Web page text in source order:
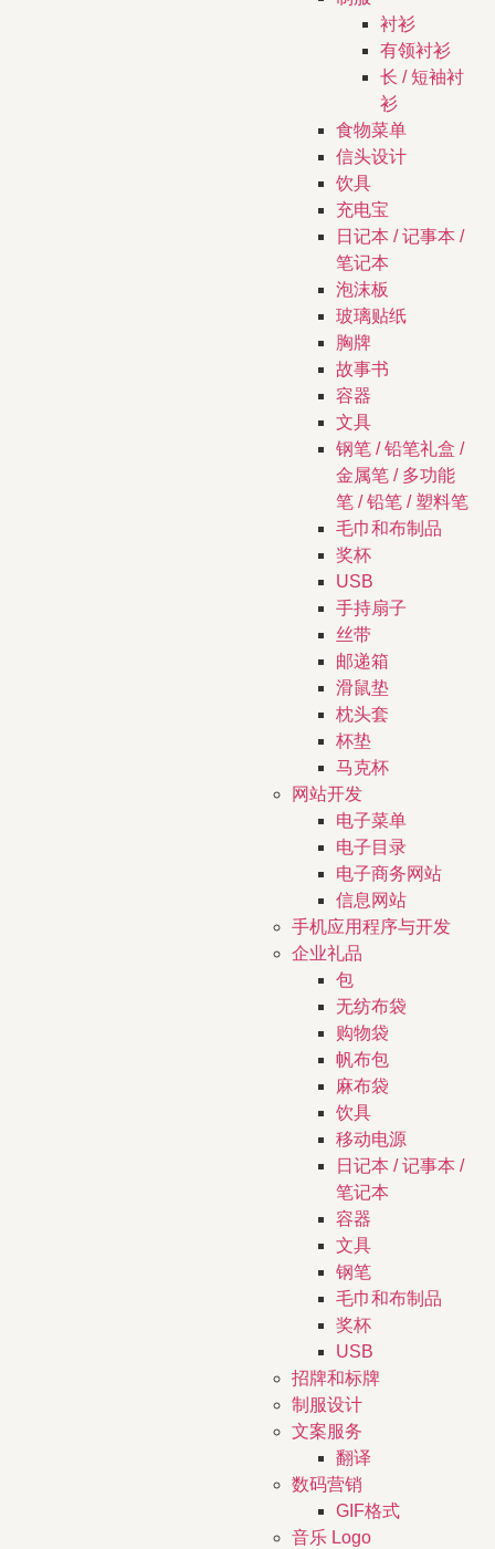
衬衫
有领衬衫
长 / 短袖衬
衫
食物菜单
信头设计
饮具
充电宝
日记本 / 记事本 /
笔记本
泡沫板
玻璃贴纸
胸牌
故事书
容器
文具
钢笔 / 铅笔礼盒 /
金属笔 / 多功能
笔 / 铅笔 / 塑料笔
毛巾和布制品
奖杯
USB
手持扇子
丝带
邮递箱
滑鼠垫
枕头套
杯垫
马克杯
网站开发
电子菜单
电子目录
电子商务网站
信息网站
手机应用程序与开发
企业礼品
包
无纺布袋
购物袋
帆布包
麻布袋
饮具
移动电源
日记本 / 记事本 /
笔记本
容器
文具
钢笔
毛巾和布制品
奖杯
USB
招牌和标牌
制服设计
文案服务
翻译
数码营销
GIF格式
音乐 Logo